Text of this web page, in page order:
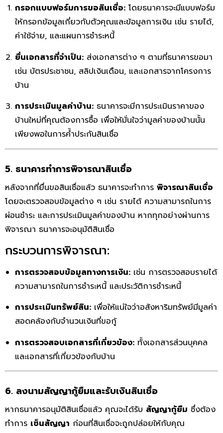
กรอกแบบฟอร์มการขอสินเชื่อ: โดยธนาคารจะมีแบบฟอร์ม
ให้กรอกข้อมูลเกี่ยวกับตัวคุณและข้อมูลการเงิน เช่น รายได้,
ค่าใช้จ่าย, และแผนการชำระหนี้
ยื่นเอกสารที่จำเป็น: ส่งเอกสารต่าง ๆ ตามที่ธนาคารขอมา
เช่น บัตรประชาชน, สลิปเงินเดือน, และเอกสารจากโครงการ
บ้าน
การประเมินมูลค่าบ้าน: ธนาคารจะมีการประเมินราคาของ
บ้านใหม่ที่คุณต้องการซื้อ เพื่อให้มั่นใจว่ามูลค่าของบ้านนั้น
เพียงพอในการค้ำประกันสินเชื่อ
5. ธนาคารทำการพิจารณาสินเชื่อ
หลังจากที่ยื่นขอสินเชื่อแล้ว ธนาคารจะทำการ พิจารณาสินเชื่อ
โดยจะตรวจสอบข้อมูลต่าง ๆ เช่น รายได้ ความสามารถในการ
ผ่อนชำระ และการประเมินมูลค่าของบ้าน หากทุกอย่างผ่านการ
พิจารณา ธนาคารจะอนุมัติสินเชื่อ
กระบวนการพิจารณา:
การตรวจสอบข้อมูลทางการเงิน: เช่น การตรวจสอบรายได้
ความสามารถในการชำระหนี้ และประวัติการชำระหนี้
การประเมินทรัพย์สิน: เพื่อให้แน่ใจว่าอสังหาริมทรัพย์มีมูลค่า
สอดคล้องกับจำนวนเงินที่ขอกู้
การตรวจสอบเอกสารที่เกี่ยวข้อง: ทั้งเอกสารส่วนบุคคล
และเอกสารที่เกี่ยวข้องกับบ้าน
6. ลงนามสัญญากู้ยืมและรับเงินสินเชื่อ
หากธนาคารอนุมัติสินเชื่อแล้ว คุณจะได้รับ สัญญากู้ยืม ซึ่งต้อง
ทำการ เซ็นสัญญา ก่อนที่สินเชื่อจะถูกปล่อยให้กับคุณ